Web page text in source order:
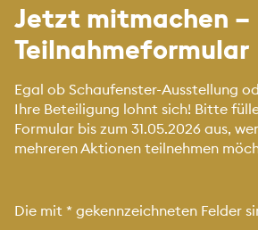
Jetzt mitmachen –
Teilnahmeformular
Egal ob Schaufenster-Ausstellung
Ihre Beteiligung lohnt sich! Bitte
Formular bis zum 31.05.2026 aus,
mehreren Aktionen teilnehmen
Die mit * gekennzeichneten Felder